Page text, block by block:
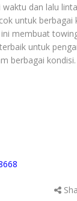
waktu dan lalu
untuk berbagai
ini membuat
terbaik untuk
berbagai kondisi.